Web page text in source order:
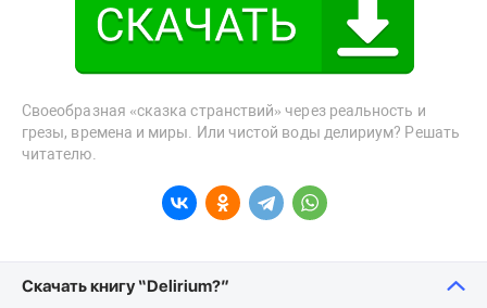
Своеобразная «сказка странствий» через реальность и
грезы, времена и миры. Или чистой воды делириум? Решать
читателю.
Скачать книгу “Delirium?”